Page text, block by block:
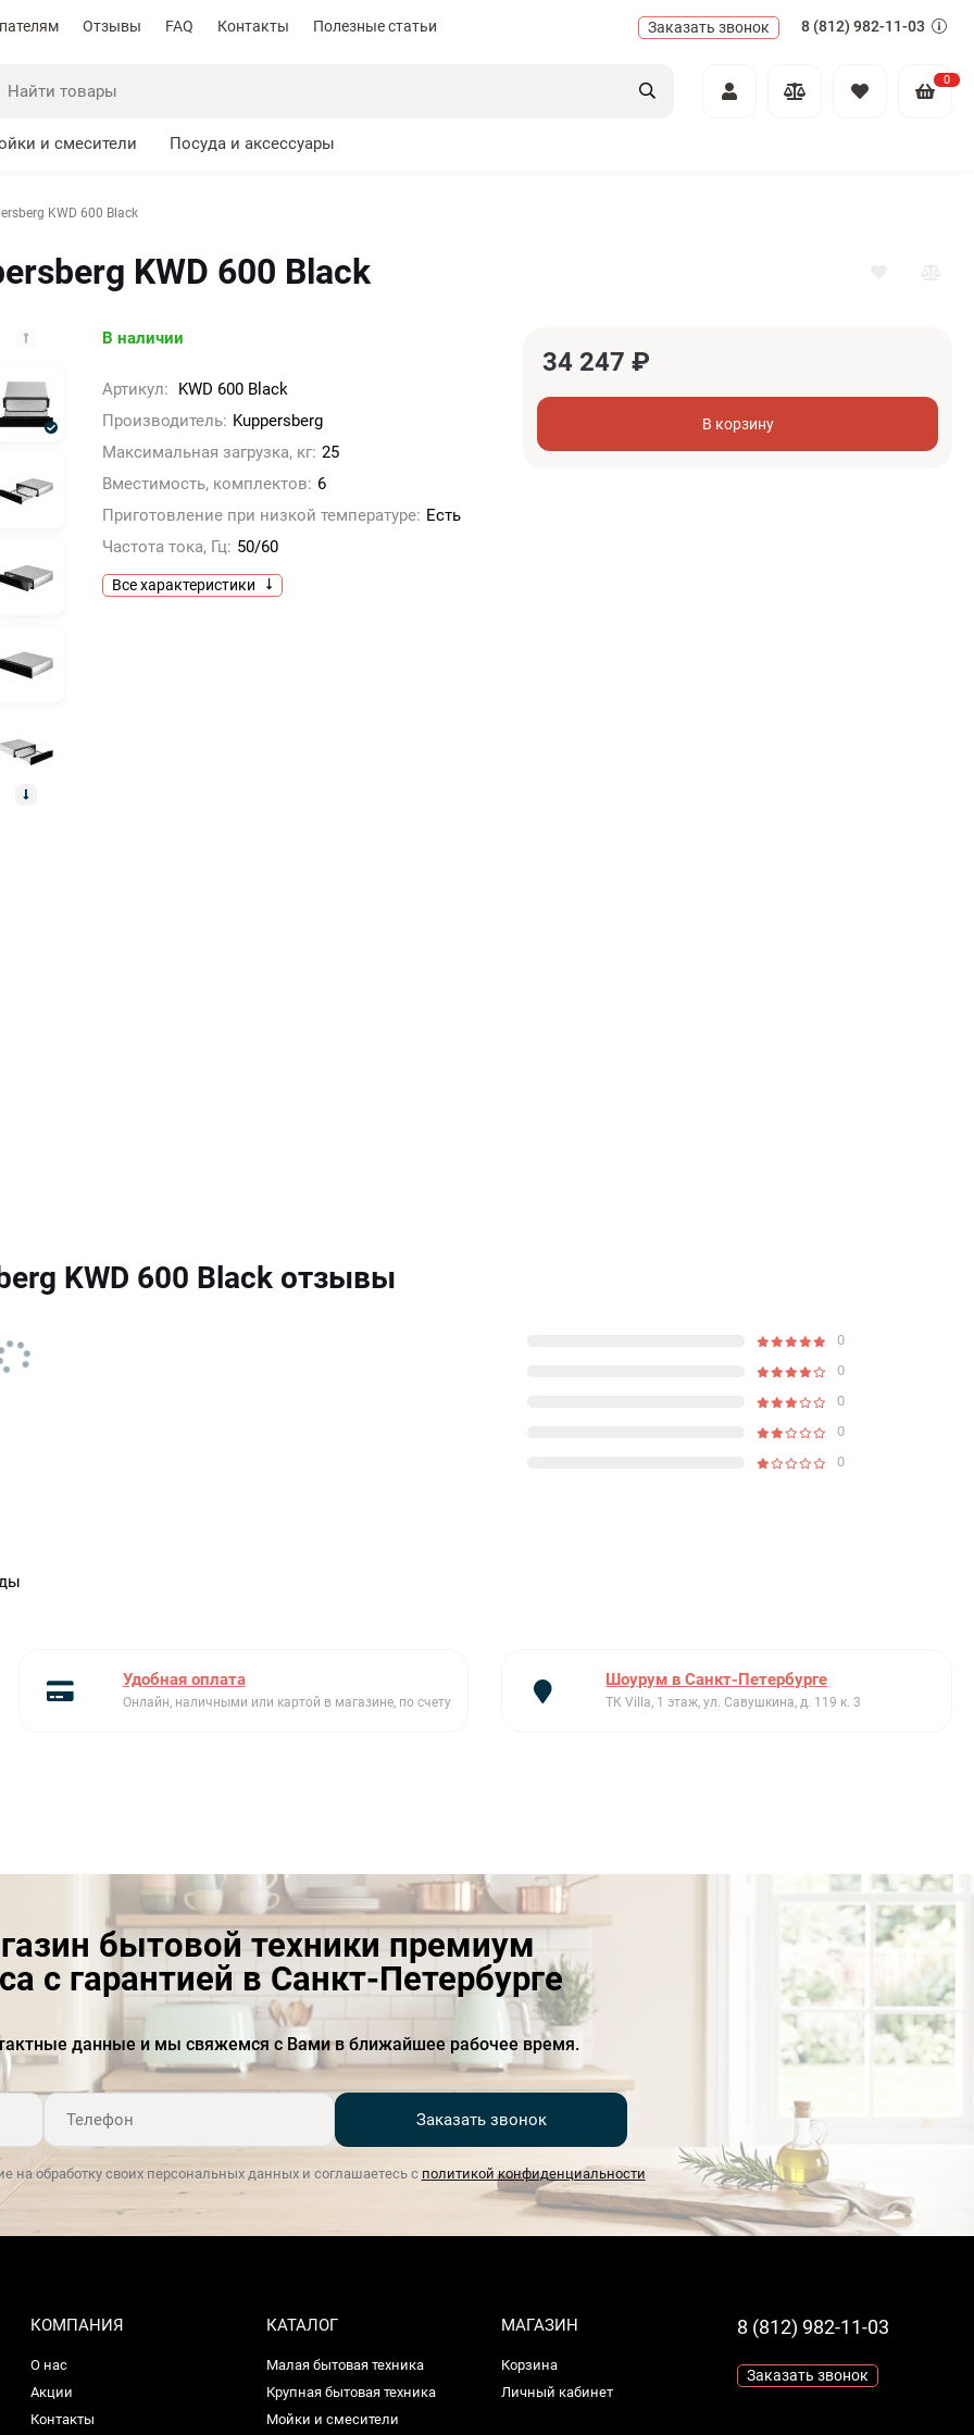
Отзывы FAQ Контакты Полезные статьи Заказать звонок 8 (812) 982-11-03
0
и смесители Посуда и аксессуары
KWD 600 Black
KWD 600 Black
В наличии
Артикул:
KWD 600 Black
Производитель: Kuppersberg
Максимальная загрузка, кг: 25
Вместимость, комплектов: 6
Приготовление при низкой температуре: Есть
Частота тока, Гц: 50/60
Все характеристики
34 247 ₽
В корзину
KWD 600 Black отзывы
0
0
0
0
0
Удобная оплата
Онлайн, наличными или картой в магазине, по счету
Шоурум в Санкт-Петербурге
ТК Villa, 1 этаж, ул. Савушкина, д. 119 к. 3
бытовой техники премиум
с гарантией в Санкт-Петербурге
данные и мы свяжемся с Вами в ближайшее рабочее время.
Заказать звонок
на обработку своих персональных данных и соглашаетесь с политикой конфиденциальности
КОМПАНИЯ
О нас
Акции
Контакты
КАТАЛОГ
Малая бытовая техника
Крупная бытовая техника
Мойки и смесители
МАГАЗИН
Корзина
Личный кабинет
8 (812) 982-11-03
Заказать звонок